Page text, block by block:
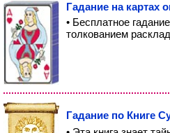
Гадание на картах
• Бесплатное
толкованием
Гадание по Книге